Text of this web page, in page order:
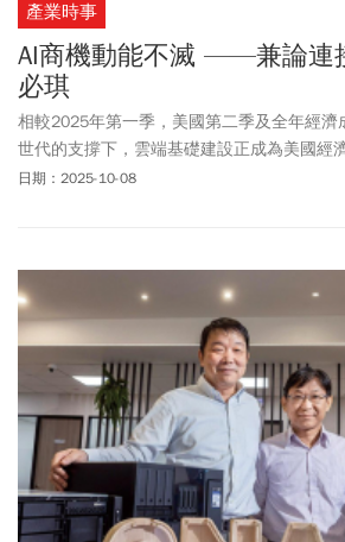
產業時事
AI商機動能不滅 ——兼論連
必琪
相較2025年第一季，美國第二季及全年經濟
世代的支撐下，雲端基礎建設正成為美國經
市表現仍可樂觀看待。
日期：2025-10-08